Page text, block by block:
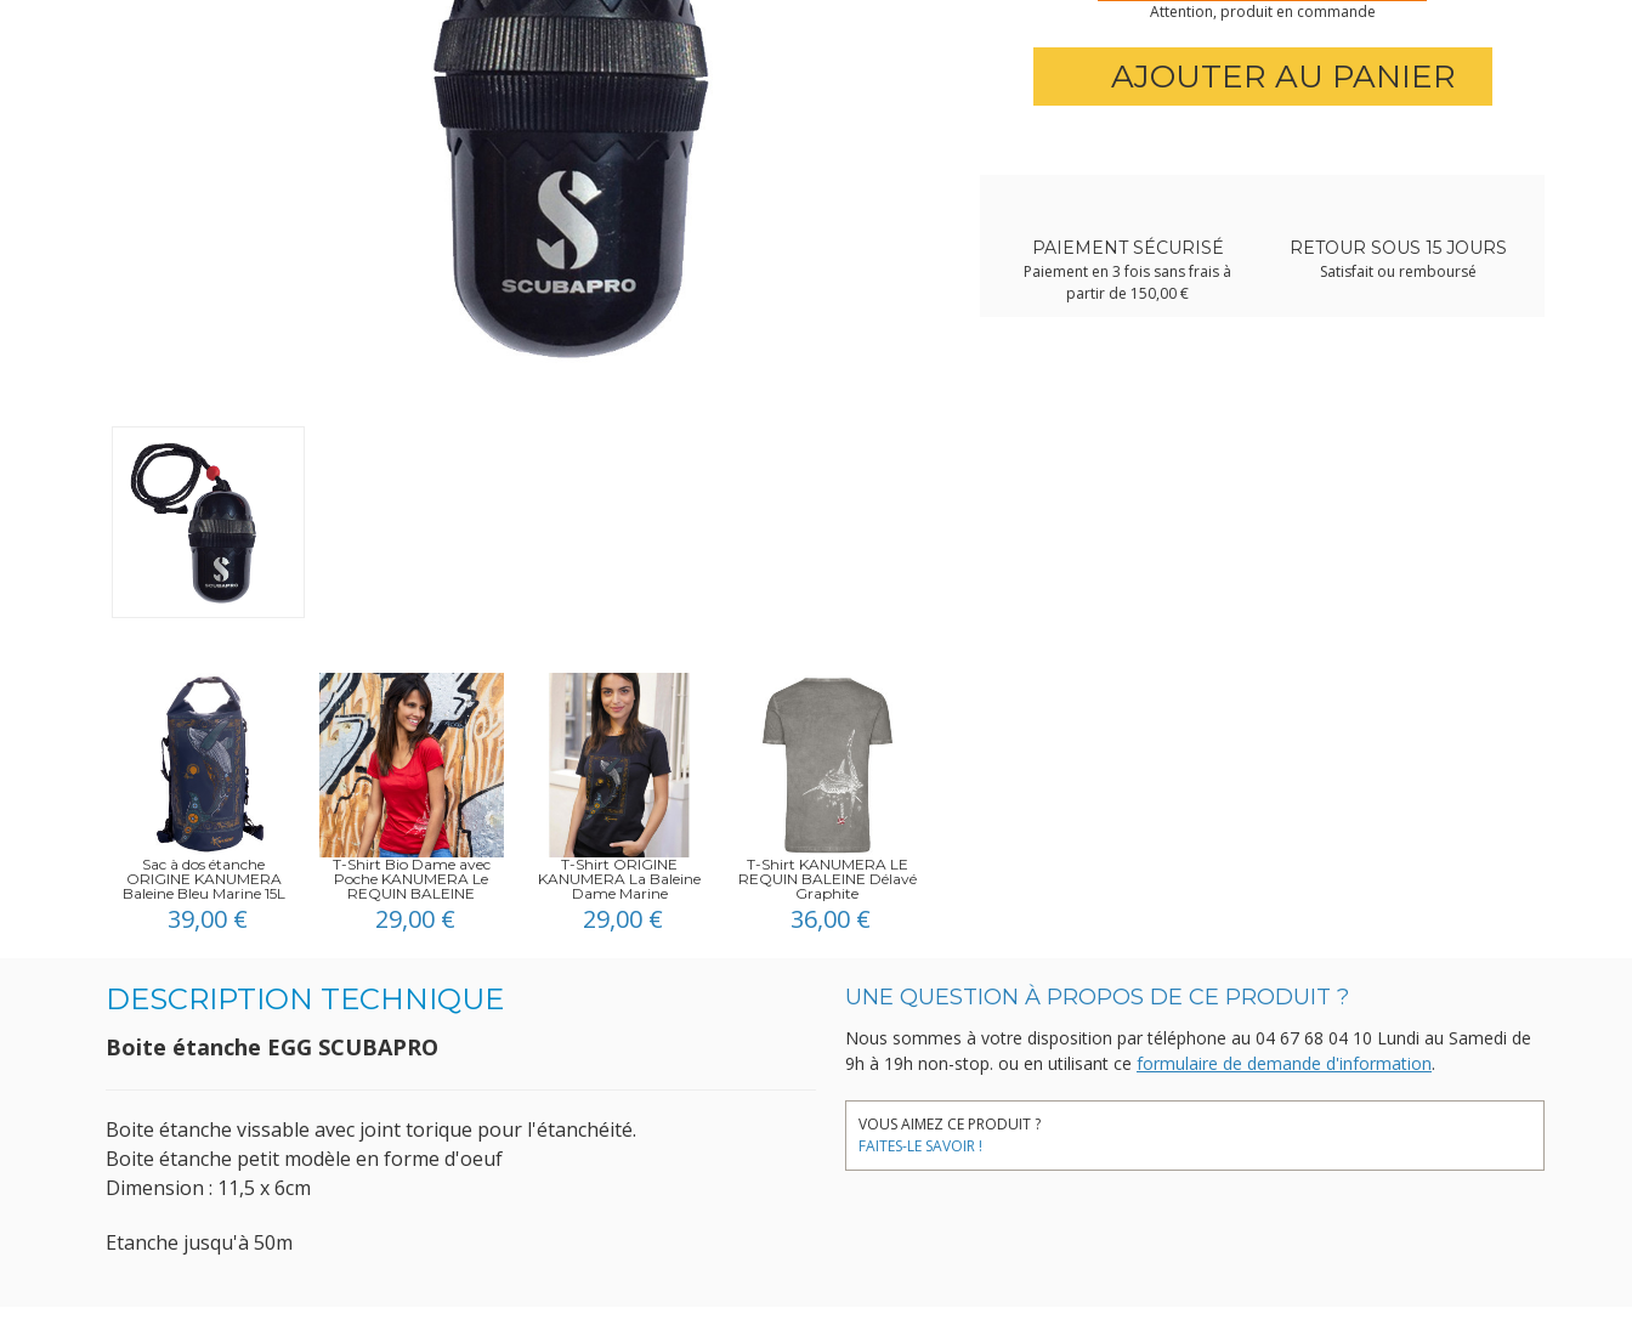
Sac à dos étanche
ORIGINE KANUMERA
Baleine Bleu Marine 15L
39,00 €
T-Shirt Bio Dame avec
Poche KANUMERA Le
REQUIN BALEINE
29,00 €
T-Shirt ORIGINE
KANUMERA La Baleine
Dame Marine
29,00 €
T-Shirt KANUMERA LE
REQUIN BALEINE Délavé
Graphite
36,00 €
Attention, produit en commande
AJOUTER AU PANIER
PAIEMENT SÉCURISÉ
Paiement en 3 fois sans frais à
partir de 150,00 €
RETOUR SOUS 15 JOURS
Satisfait ou remboursé
DESCRIPTION TECHNIQUE
Boite étanche EGG SCUBAPRO
Boite étanche vissable avec joint torique pour l'étanchéité.
Boite étanche petit modèle en forme d'oeuf
Dimension : 11,5 x 6cm
Etanche jusqu'à 50m
UNE QUESTION À PROPOS DE CE PRODUIT ?
Nous sommes à votre disposition par téléphone au 04 67 68 04 10 Lundi au Samedi de
9h à 19h non-stop. ou en utilisant ce formulaire de demande d'information.
VOUS AIMEZ CE PRODUIT ?
FAITES-LE SAVOIR !